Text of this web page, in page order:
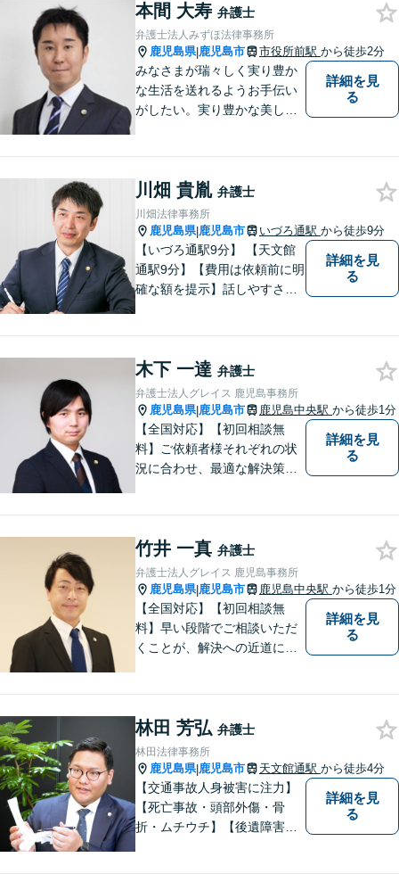
本間 大寿 弁護士
弁護士法人みずほ法律事務所
鹿児島県|鹿児島市 市役所前駅 から徒歩2分
みなさまが瑞々しく実り豊か
な生活を送れるようお手伝い
がしたい。実り豊かな美しい
なさまと一緒に成長させてい
ただきたい。それが私たち，
みずほ法律事務所の思いで
す。
詳細を見
る
川畑 貴胤 弁護士
川畑法律事務所
鹿児島県|鹿児島市 いづろ通駅 から徒歩9分
【いづろ通駅9分】 【天文館
通駅9分】【費用は依頼前に明
確な額を提示】話しやすさを
で、お悩みの解決に向けて丁
寧にアドバイスしていきま
す。
詳細を見
る
木下 一達 弁護士
弁護士法人グレイス 鹿児島事務所
鹿児島県|鹿児島市 鹿児島中央駅 から徒歩1分
【全国対応】【初回相談無
料】ご依頼者様それぞれの状
況に合わせ、最適な解決策を
き合い、解決までしっかりサ
ポートします。【電話・WEB
相談も対応可能】
詳細を見
る
竹井 一真 弁護士
弁護士法人グレイス 鹿児島事務所
鹿児島県|鹿児島市 鹿児島中央駅 から徒歩1分
【全国対応】【初回相談無
料】早い段階でご相談いただ
くことが、解決への近道にな
どんなご相談でも、どうぞお
気軽にお声がけください。
【電話・WEB相談も対応可
能】
詳細を見
る
林田 芳弘 弁護士
林田法律事務所
鹿児島県|鹿児島市 天文館通駅 から徒歩4分
【交通事故人身被害に注力】
【死亡事故・頭部外傷・骨
折・ムチウチ】【後遺障害申
詳細を見
る